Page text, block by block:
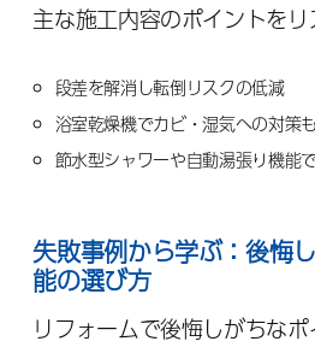
主な施工内容のポイントをリ
段差を解消し転倒リスクの低減
浴室乾燥機でカビ・湿気への対策
節水型シャワーや自動湯張り機能
失敗事例から学ぶ：後悔
能の選び方
リフォームで後悔しがちな